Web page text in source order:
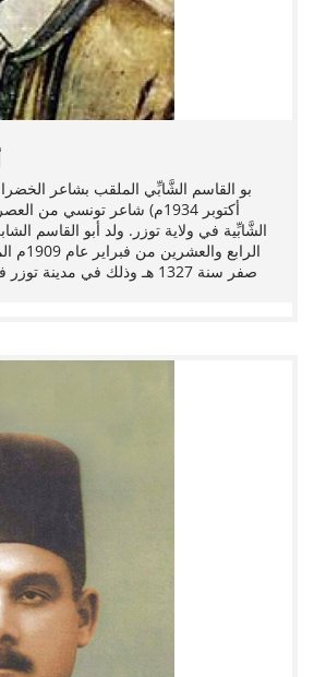
أكتوبر 1934م) شاعر تونسي
الشَّابِّية في ولاية توزر. ولد أبو القاسم
الرابع
صفر سنة 1327 هـ وذلك في